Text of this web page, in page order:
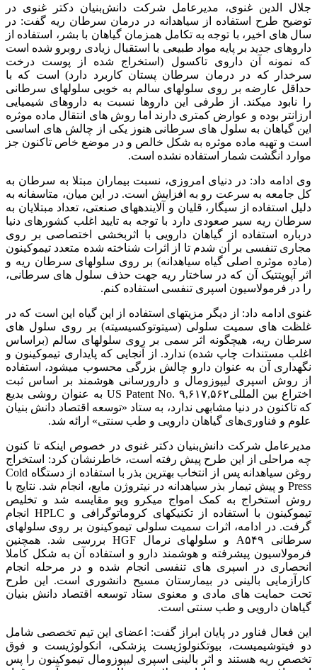
جلال الدین غنوی، مدیرعامل شرکت دانش‌بنیان دکتر غنوی در
توضیح طرح استفاده از سیاهدانه در درمان سرطان ریه گفت: در
سال های اخیر، با توجه به تکامل همزمان گیاهان با بشر، استفاده از
داروهای جدید بر پایه مواد طبیعی با استقبال زیادی روبرو شده است
که نمونه آن داروی تاکسول (استخراج شده از پوست درخت
سرخدار که در درمان سرطان پستان کاربرد دارد) است که با
حداقل عارضه بر روی سلول‎‎های سالم به خوبی سلول‎های سرطانی
را نابود می‎کند. از طرفی این داروها نسبت به داروهای شیمیایی
ارزان‎تر بوده و عوارض کمتری دارند اما روش های انتقال ماده موثره
این گیاهان به سلول‎ های سرطانی هنوز یکی از چالش های اساسی
است و تهیه ماده موثره به شکل خالص و در موضع خاص تاکنون جز
موارد انگشت شمار استفاده نشده است.
وی ادامه داد: در دنیای امروزی، نسبت بیماران مبتلا به سرطان به
کل جامعه به سرعت رو به افزایش است. در این میان، متاسفانه به
دلیل استفاده از سیگار، قلیان و آلاینده‎های صنعتی، تعداد مبتلایان به
سرطان ریه سیر صعودی دارد با توجه به تایید اغلب کشورهای دنیا
درباره استفاده از گیاهان دارویی با اثربخشی اختصاصی بر روی
مجاری تنفسی بر آن شدم تا از اثرات شناخته شده متعدد تیموکینون
(ماده موثره اصلی گیاه سیاهدانه) بر روی سلول‎های سرطان ریه و
اثر آپوپتتیک آن که در ساختار ریه جهت حذف سلول‎ های سرطانی،
را در فرمولاسیون اسپری تنفسی استفاده کنم.
غنوی ادامه داد: از دیگر مزیت‎های استفاده از این گیاه این است که در
غلظت ‎های سمیت سلولی (سیتوتوکسیسیته) بر روی سلول‎ های
سرطان ریه، هیچ‎گونه اثر سمی بر روی سلول‎های سالم (براساس
اغلب مستندات چاپ شده) ندارد. از آنجایی که پایداری تیموکینون و
نگهداری آن به عنوان دارو چالش بزرگی محسوب می‎شود، استفاده
از روش اسپری لیپوزومال و دارورسانی هوشمند بر اساس ثبت
اختراع بین المللیUS Patent No. ۹,۶۱۷,۵۶۲ به عنوان روشی بدیع
که تاکنون در دنیا مشابهی ندارد، به ستاد «توسعه اقتصاد دانش بنیان
علوم و فناوری‌های گیاهان دارویی و طب سنتی» ارائه شد.
مدیرعامل شرکت دانش‌بنیان دکتر غنوی در خصوص اینکه تا کنون
چه مراحلی از این طرح پیش رفته است، خاطرنشان کرد: استخراج
روغن سیاهدانه پس از انتخاب بهترین بذر با استفاده از دستگاه Cold
Press و پیش تیمار بذر سیاهدانه در نیتروژن مایع، انجام شد. نتایج با
روش استخراج به کمک امواج میکرو ویو مقایسه شد و تخلیص
تیموکینون با استفاده از تکنیک‎های کروماتوگرافی و HPLC انجام
گرفت. در ادامه، اثرات سمیت سلولی تیموکینون بر روی سلول‎های
سرطانی A۵۴۹ و سلول‎های نرمال HGF بررسی شد. همچنین
فرمولاسیون پیشرفته و هوشمند دارو و استفاده آن به شکل کاملا
انحصاری در اسپری‎ های تنفسی انجام شده و در مرحله انجام
کارآزمایی بالینی در بیمارستان مسیح دانشوری است. این طرح
تحت حمایت های مادی و معنوی ستاد توسعه اقتصاد دانش بنیان
گیاهان دارویی و طب سنتی است.
این فعال فناور در پایان ابراز گفت: اعضای این تیم تخصصی شامل
دو فیتوشیمیست، بیوتکنولوژیست پزشکی، انکولوژیست و فوق
تخصص ریه هستند و اثر بالینی اسپری لیپوزومال تیموکینون را پس